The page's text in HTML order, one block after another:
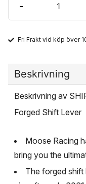
-
Fri Frakt vid köp över
Beskrivning
Beskrivning av
Forged Shift Lever
Moose Racing
bring you the
The forged shift